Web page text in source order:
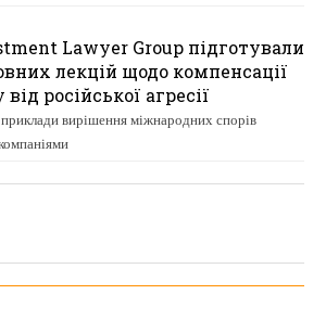
Lawyer Group підготували
лекцій щодо компенсації
російської агресії
вирішення міжнародних спорів